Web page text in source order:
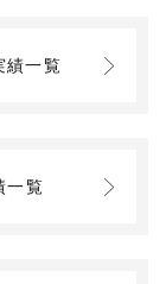
績一覧
一覧